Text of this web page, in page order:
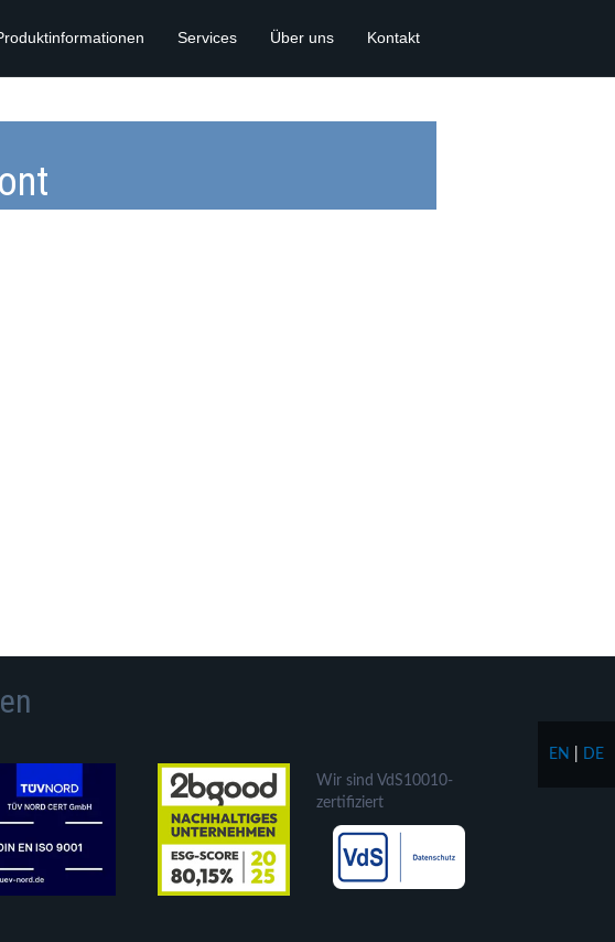
Services Über uns Kontakt
Wir sind VdS10010-
zertifiziert
EN DE